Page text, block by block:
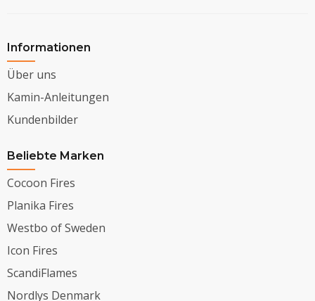
Informationen
Über uns
Kamin-Anleitungen
Kundenbilder
Beliebte Marken
Cocoon Fires
Planika Fires
Westbo of Sweden
Icon Fires
ScandiFlames
Nordlys Denmark